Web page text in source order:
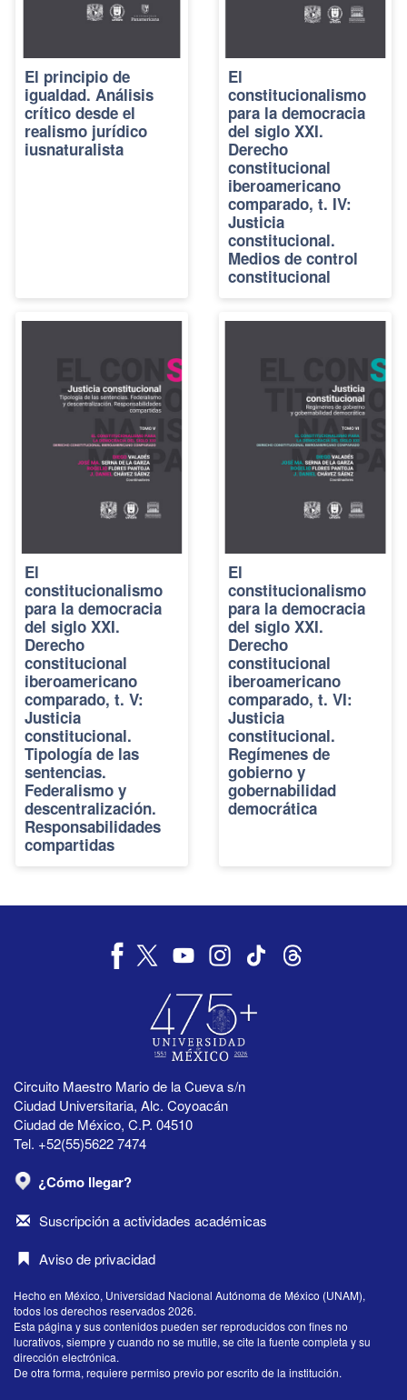
El principio de
igualdad. Análisis
crítico desde el
realismo jurídico
iusnaturalista
El
constitucionalismo
para la democracia
del siglo XXI.
Derecho
constitucional
iberoamericano
comparado, t. IV:
Justicia
constitucional.
Medios de control
constitucional
El
constitucionalismo
para la democracia
del siglo XXI.
Derecho
constitucional
iberoamericano
comparado, t. V:
Justicia
constitucional.
Tipología de las
sentencias.
Federalismo y
descentralización.
Responsabilidades
compartidas
El
constitucionalismo
para la democracia
del siglo XXI.
Derecho
constitucional
iberoamericano
comparado, t. VI:
Justicia
constitucional.
Regímenes de
gobierno y
gobernabilidad
democrática
Circuito Maestro Mario de la Cueva s/n
Ciudad Universitaria, Alc. Coyoacán
Ciudad de México, C.P. 04510
Tel. +52(55)5622 7474
¿Cómo llegar?
Suscripción a actividades académicas
Aviso de privacidad
Hecho en México, Universidad Nacional Autónoma de México (UNAM),
todos los derechos reservados 2026.
Esta página y sus contenidos pueden ser reproducidos con fines no
lucrativos, siempre y cuando no se mutile, se cite la fuente completa y su
dirección electrónica.
De otra forma, requiere permiso previo por escrito de la institución.